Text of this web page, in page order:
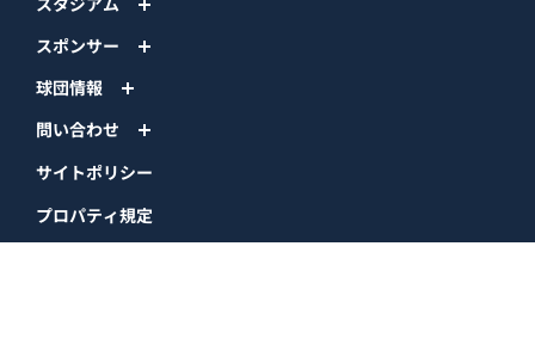
スポンサー
球団情報
問い合わせ
サイトポリシー
プロパティ規定